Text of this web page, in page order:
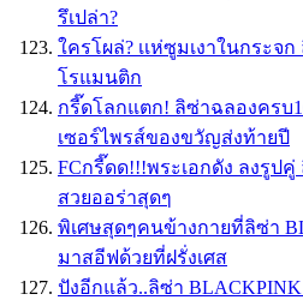
รึเปล่า?
ใครโผล่? เเห่ซูมเงาในกระ
โรแมนติก
กรี๊ดโลกแตก! ลิซ่าฉลองครบ
เซอร์ไพรส์ของขวัญส่งท้ายปี
FCกรี๊ดด!!!พระเอกดัง ลงรูป
สวยออร่าสุดๆ
พิเศษสุดๆคนข้างกายที่ลิซ่า
มาสอีฟด้วยที่ฝรั่งเศส
ปังอีกแล้ว..ลิซ่า